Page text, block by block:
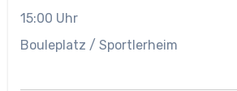
15:00 Uhr
Bouleplatz / Sportlerheim